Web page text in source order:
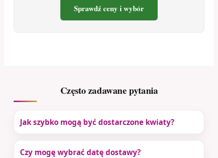
Sprawdź ceny i wybór
Często zadawane pytania
Jak szybko mogą być dostarczone kwiaty?
Czy mogę wybrać datę dostawy?